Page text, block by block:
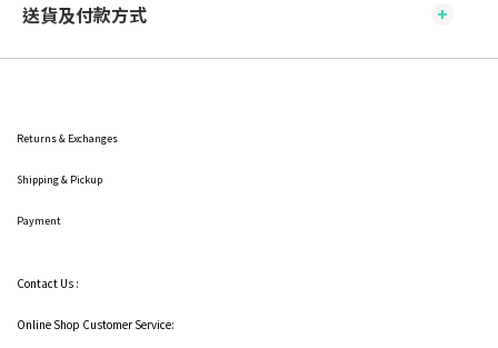
送貨及付款方式
Returns & Exchanges
Shipping& Pickup
Payment
Contact Us :
Online Shop Customer Service: